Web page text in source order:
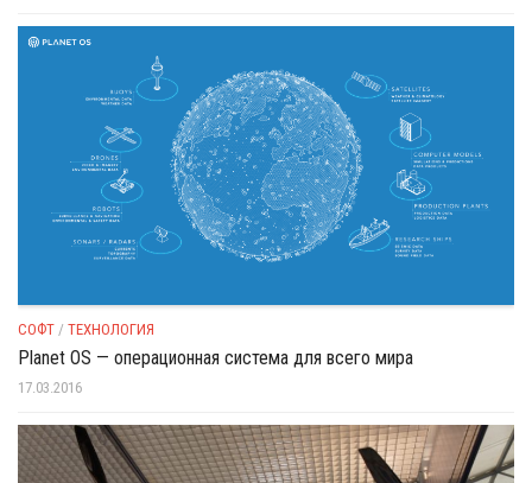
СОФТ / ТЕХНОЛОГИЯ
Planet OS — операционная система для всего мира
17.03.2016